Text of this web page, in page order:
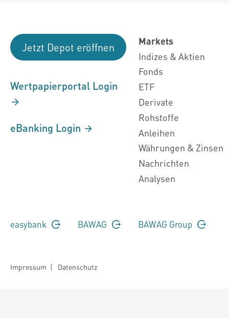
Jetzt Depot eröffnen
Wertpapierportal Login
eBanking Login
Markets
Indizes & Aktien
Fonds
ETF
Derivate
Rohstoffe
Anleihen
Währungen & Zinsen
Nachrichten
Analysen
easybank BAWAG BAWAG Group
Impressum | Datenschutz